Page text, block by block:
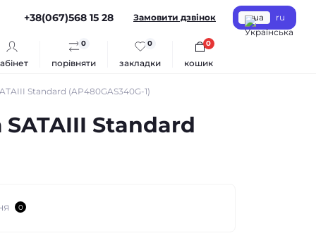
+38(067)568 15 28 Замовити дзвінок ua ru
порівняти
0
закладки
0
кошик
0
Standard (AP480GAS340G-1)
Standard
0